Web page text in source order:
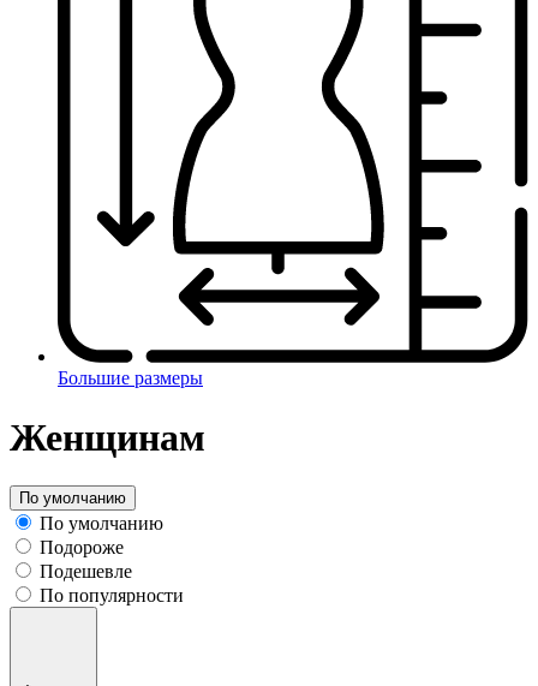
Большие размеры
Женщинам
По умолчанию
По умолчанию
Подороже
Подешевле
По популярности